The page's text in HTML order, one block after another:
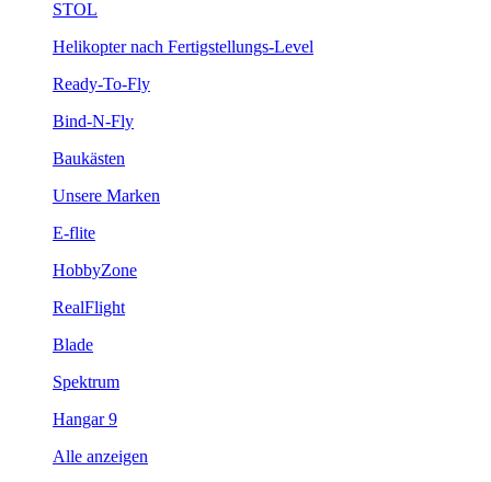
STOL
Helikopter nach Fertigstellungs-Level
Ready-To-Fly
Bind-N-Fly
Baukästen
Unsere Marken
E-flite
HobbyZone
RealFlight
Blade
Spektrum
Hangar 9
Alle anzeigen